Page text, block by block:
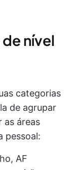
nível
categorias
de agrupar
as áreas
pessoal:
AF